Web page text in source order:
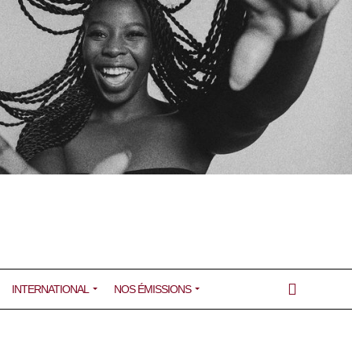
INTERNATIONAL NOS ÉMISSIONS